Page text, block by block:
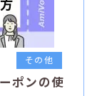
その他
ポンの使